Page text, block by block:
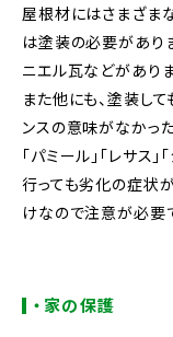
屋根材にはさまざま
は塗装の必要があり
ニエル瓦などがあり
また他にも、塗装し
ンスの意味がなかっ
「パミール」「レサス
行っても劣化の症状
けなので注意が必要
・家の保護